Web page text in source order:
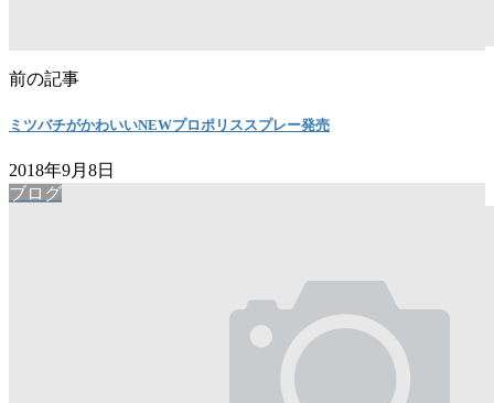
前の記事
ミツバチがかわいいNEWプロポリススプレー発売
2018年9月8日
ブログ